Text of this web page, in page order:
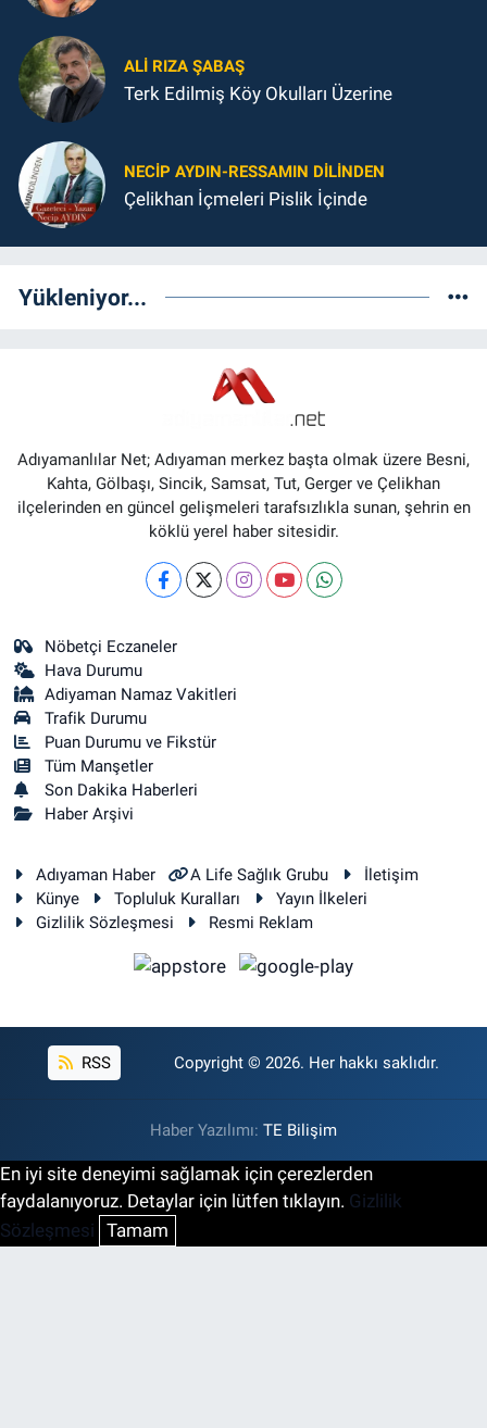
ALI RIZA ŞABAŞ
Terk Edilmiş Köy Okulları Üzerine
NECIP AYDIN-RESSAMIN DILINDEN
Çelikhan İçmeleri Pislik İçinde
Yükleniyor...
Adıyamanlılar Net; Adıyaman merkez başta olmak üzere Besni,
Kahta, Gölbaşı, Sincik, Samsat, Tut, Gerger ve Çelikhan
ilçelerinden en güncel gelişmeleri tarafsızlıkla sunan, şehrin en
köklü yerel haber sitesidir.
Nöbetçi Eczaneler
Hava Durumu
Adiyaman Namaz Vakitleri
Trafik Durumu
Puan Durumu ve Fikstür
Tüm Manşetler
Son Dakika Haberleri
Haber Arşivi
Adıyaman Haber A Life Sağlık Grubu
İletişim
Künye
Topluluk Kuralları
Yayın İlkeleri
Gizlilik Sözleşmesi
Resmi Reklam
RSS Copyright © 2026. Her hakkı saklıdır.
Haber Yazılımı: TE Bilişim
En iyi site deneyimi sağlamak için çerezlerden
faydalanıyoruz. Detaylar için lütfen tıklayın. Gizlilik
Sözleşmesi Tamam